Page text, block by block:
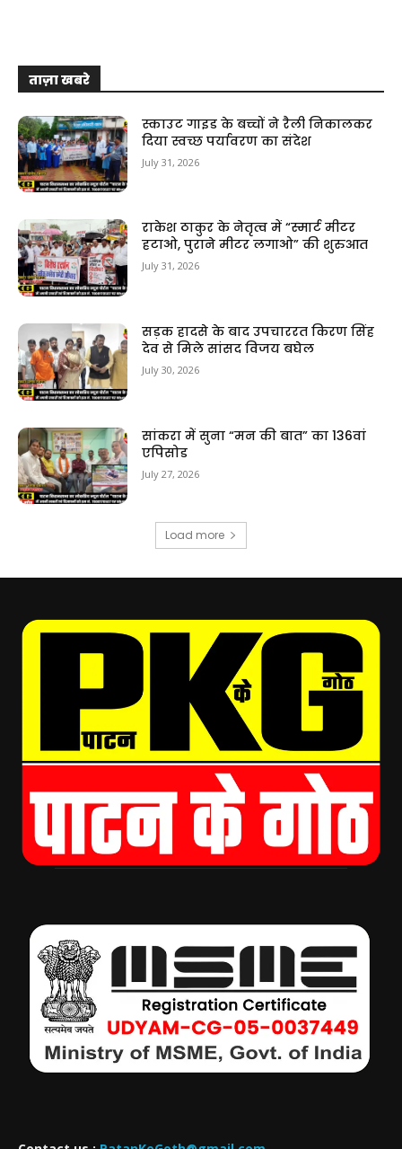
ताज़ा खबरे
स्काउट गाइड के बच्चों ने रैली निकालकर
दिया स्वच्छ पर्यावरण का संदेश
July 31, 2026
राकेश ठाकुर के नेतृत्व में “स्मार्ट मीटर
हटाओ, पुराने मीटर लगाओ” की शुरुआत
July 31, 2026
सड़क हादसे के बाद उपचाररत किरण सिंह
देव से मिले सांसद विजय बघेल
July 30, 2026
सांकरा में सुना “मन की बात” का 136वां
एपिसोड
July 27, 2026
Load more